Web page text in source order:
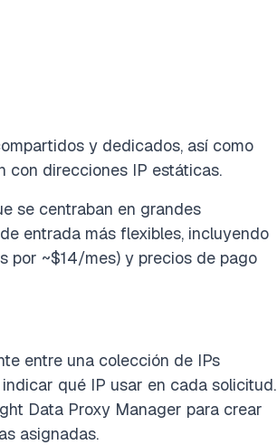
y dedicados, así como
con direcciones IP estáticas.
se centraban en grandes
entrada más flexibles, incluyendo
por ~$14/mes) y precios de pago
entre una colección de IPs
indicar qué IP usar en cada solicitud.
Data Proxy Manager para crear
asignadas.